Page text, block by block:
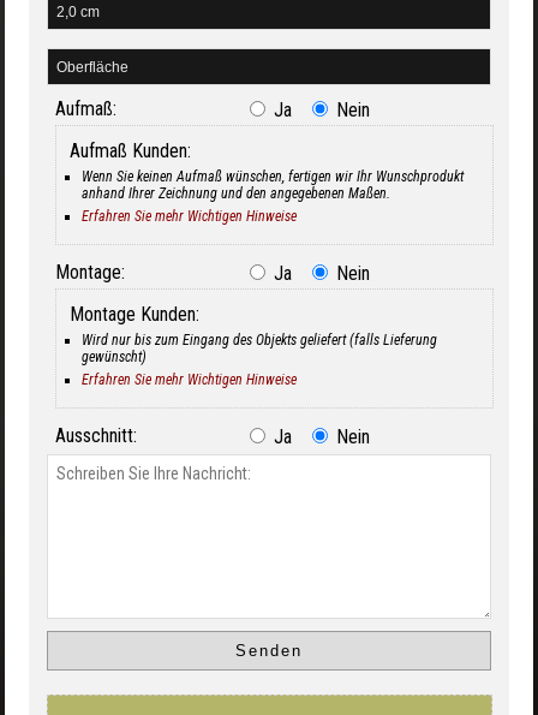
Aufmaß: Ja
Nein
Aufmaß Kunden:
Wenn Sie keinen Aufmaß wünschen, fertigen wir Ihr Wunschprodukt
anhand Ihrer Zeichnung und den angegebenen Maßen.
Erfahren Sie mehr Wichtigen Hinweise
Montage: Ja
Nein
Montage Kunden:
Wird nur bis zum Eingang des Objekts geliefert (falls Lieferung
gewünscht)
Erfahren Sie mehr Wichtigen Hinweise
Ausschnitt: Ja Nein